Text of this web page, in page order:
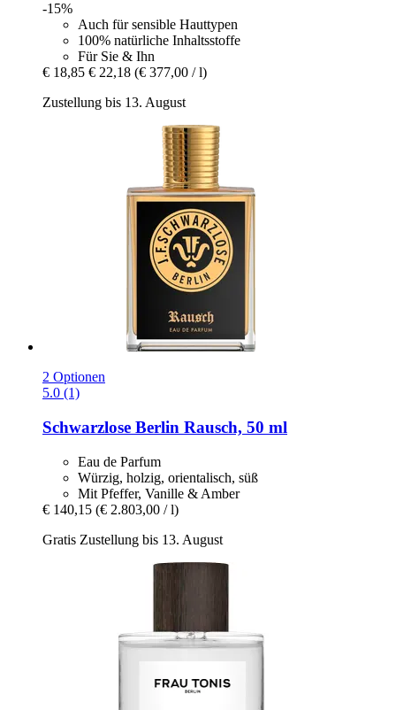
-15%
Auch für sensible Hauttypen
100% natürliche Inhaltsstoffe
Für Sie & Ihn
€ 18,85 € 22,18 (€ 377,00 / l)
Zustellung bis 13. August
2 Optionen
5.0 (1)
Schwarzlose Berlin Rausch, 50 ml
Eau de Parfum
Würzig, holzig, orientalisch, süß
Mit Pfeffer, Vanille & Amber
€ 140,15 (€ 2.803,00 / l)
Gratis Zustellung bis 13. August